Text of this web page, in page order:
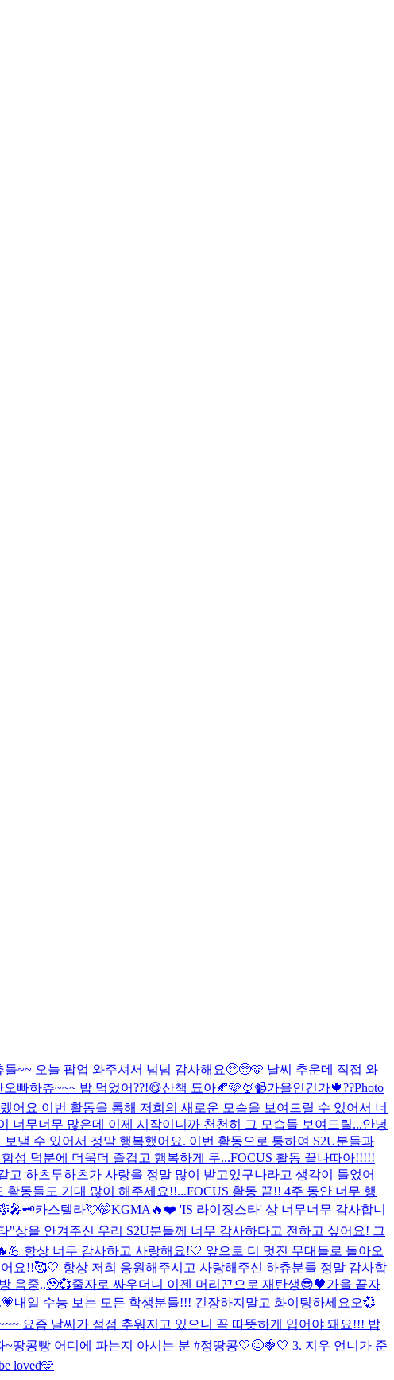
들~~ 오늘 팝업 와주셔서 넘넘 감사해요🥺🥺🩵 날씨 추운데 직접 와
오빠하츄~~~ 밥 먹었어??!😋산책 됴아🍂🩷🍨📹가을인건가🍁??Photo
어요 이번 활동을 통해 저희의 새로운 모습을 보여드릴 수 있어서 너
너무너무 많은데 이제 시작이니까 천천히 그 모습들 보여드릴...안녕
낼 수 있어서 정말 행복했어요. 이번 활동으로 통하여 S2U분들과
성 덕분에 더욱더 즐겁고 행복하게 무...FOCUS 활동 끝나따아!!!!!
하츠투하츠가 사랑을 정말 많이 받고있구나라고 생각이 들었어
활동들도 기대 많이 해주세요!!...FOCUS 활동 끝!! 4주 동안 너무 행
카스텔라💘🤭KGMA🔥❤️ 'IS 라이징스타' 상 너무너무 감사합니
"상을 안겨주신 우리 S2U분들께 너무 감사하다고 전하고 싶어요! 그
항상 너무 감사하고 사랑해요!🤍 앞으로 더 멋진 무대들로 돌아오
요!!🥰🤍 항상 저희 응원해주시고 사랑해주신 하츄분들 정말 감사합
음중,,🥹💞줄자로 싸우더니 이젠 머리끈으로 재탄생😎🖤가을 끝자
내일 수능 보는 모든 학생분들!!! 긴장하지말고 화이팅하세요오💞
요즘 날씨가 점점 추워지고 있으니 꼭 따뜻하게 입어야 돼요!!! 밥
~땅콩빵 어디에 파는지 아시는 분 #정땅콩🤍😊🍓🤍 3. 지우 언니가 준
loved🩵